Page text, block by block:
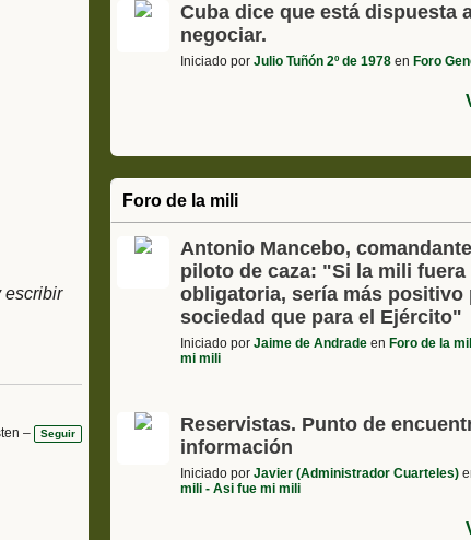
escribir
– Seguir
Cuba dice que está dispuesta
negociar.
Iniciado porJulio Tuñón 2º de 1978 en Foro
Foro de la mili
Antonio Mancebo,
piloto de caza: "Si la mili fuera
obligatoria, sería más positivo
sociedad que para el Ejército"
Iniciado porJaime de Andrade en Foro de la
mi mili
Reservistas. Punto de
información
Iniciado porJavier (Administrador Cuarteles)
mili - Asi fue mi mili